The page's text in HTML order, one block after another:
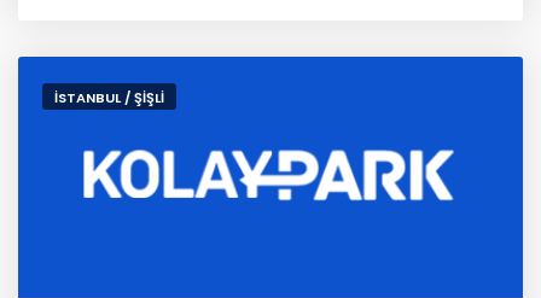
İSTANBUL / ŞİŞLİ